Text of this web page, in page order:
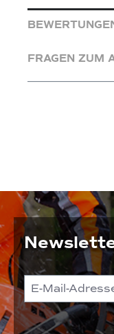
FRAGEN ZUM